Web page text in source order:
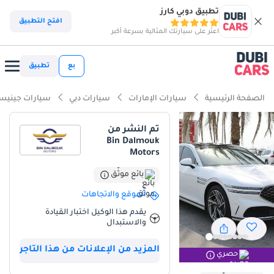
تطبيق دوبي كارز
اعثر على سيارتك المثالية بسرعة أكبر
افتح التطبيق
بع تطبيق
الصفحة الرئيسية سيارات الإمارات سيارات دبي سيارات
حصري
تم النشر من
Bin Dalmouk
Motors
بائع موثّق
الموقع والاتجاهات
يقدم هذا الوكيل اختبار القيادة
والاستبدال
المزيد من الإعلانات من هذا التاجر
ذكاء دوبي كارز
ذكاء دوبيكارز
أحدث أنظمة ADAS قياسية
نظام صوتي فاخر قياسي
تصنيف أمان 5 نجوم من NCAP
ملخص
تعد Genesis G90 فئة ROYAL قمة الفخامة الكورية التي أحدثت ثورة في
سوق السيارات الفاخرة في الخليج، حيث تجمع بين التصميم المهيب
والتقنيات المتطورة التي تضاهي أعرق المنافسين الألمان. بممشى يبلغ